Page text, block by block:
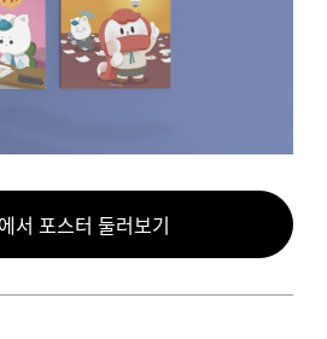
서 포스터 둘러보기